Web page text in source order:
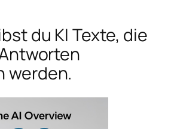
du KI Texte, die
werden.